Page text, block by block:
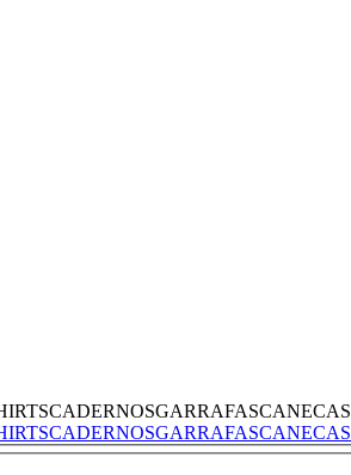
CADERNOSGARRAFASCANECAS
CADERNOSGARRAFASCANECAS